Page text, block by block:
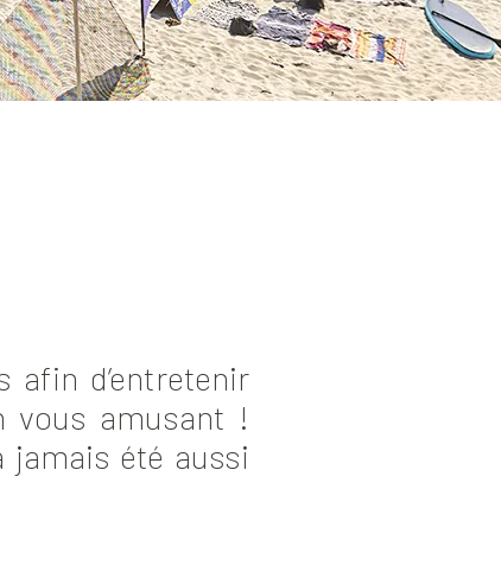
afin d’entretenir
vous amusant !
jamais été aussi